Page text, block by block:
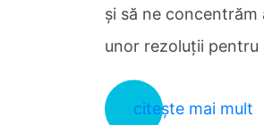
şi să ne concentrăm
unor rezoluţii
citește mai mult